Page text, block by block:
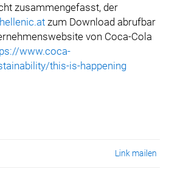
zusammengefasst, der
zum Download abrufbar
von Coca-Cola
www.coca-
this-is-happening
Link mailen